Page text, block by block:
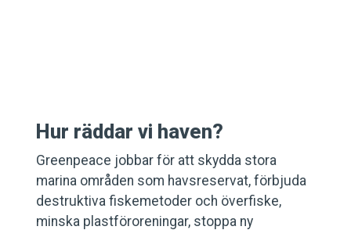
Hur räddar vi haven?
Greenpeace jobbar för att skydda stora
marina områden som havsreservat, förbjuda
destruktiva fiskemetoder och överfiske,
minska plastföroreningar, stoppa ny